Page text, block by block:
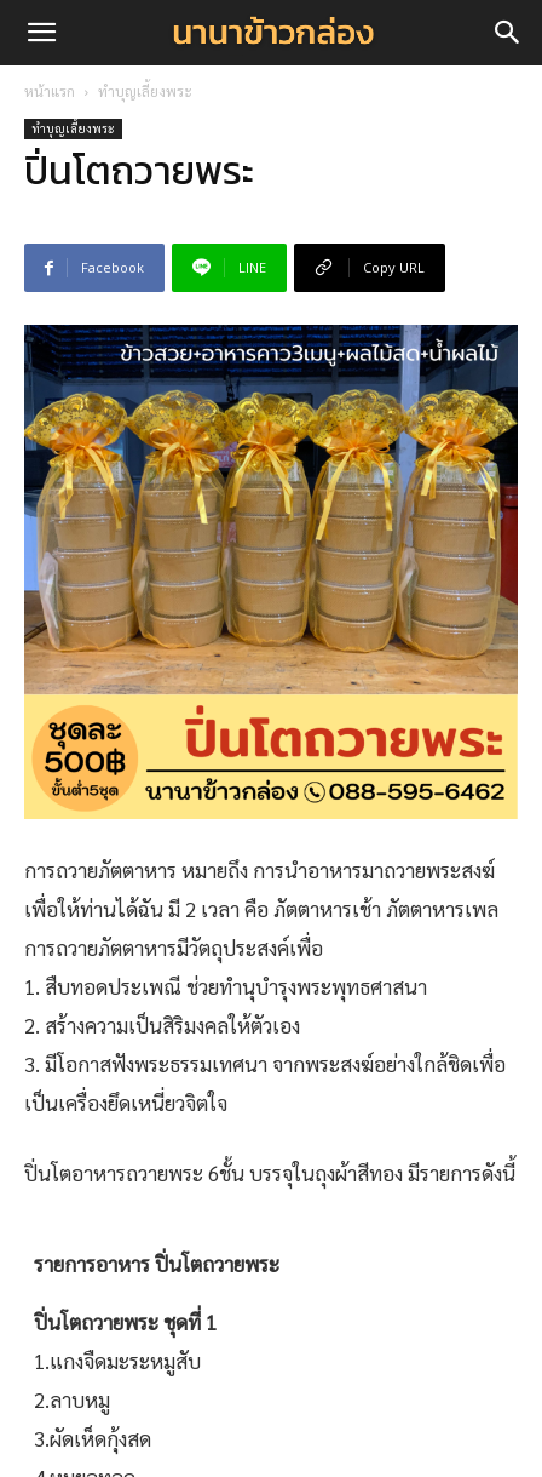
หน้าแรก ทำบุญเลี้ยงพระ
ทำบุญเลี้ยงพระ
ปิ่นโตถวายพระ
Facebook LINE Copy URL
การถวายภัตตาหาร หมายถึง การนำอาหารมาถวายพระสงฆ์
เพื่อให้ท่านได้ฉัน มี 2 เวลา คือ ภัตตาหารเช้า ภัตตาหารเพล
การถวายภัตตาหารมีวัตถุประสงค์เพื่อ
1. สืบทอดประเพณี ช่วยทำนุบำรุงพระพุทธศาสนา
2. สร้างความเป็นสิริมงคลให้ตัวเอง
3. มีโอกาสฟังพระธรรมเทศนา จากพระสงฆ์อย่างใกล้ชิดเพื่อ
เป็นเครื่องยึดเหนี่ยวจิตใจ
ปิ่นโตอาหารถวายพระ 6ชั้น บรรจุในถุงผ้าสีทอง มีรายการดังนี้
รายการอาหาร ปิ่นโตถวายพระ
ปิ่นโตถวายพระ ชุดที่ 1
1.แกงจืดมะระหมูสับ
2.ลาบหมู
3.ผัดเห็ดกุ้งสด